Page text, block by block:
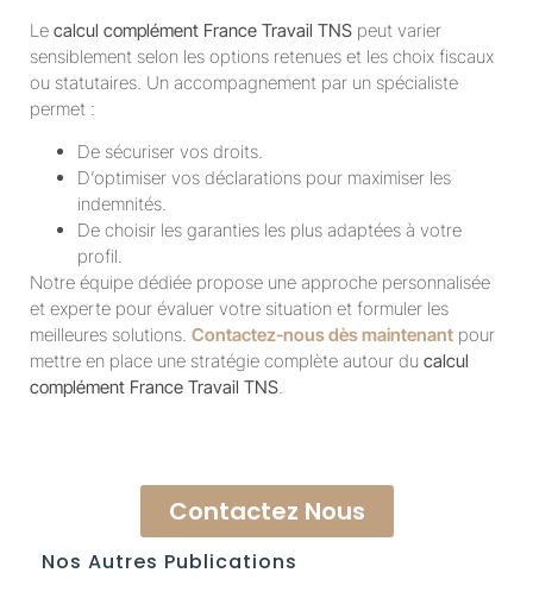
Le calcul complément France Travail TNS peut varier
sensiblement selon les options retenues et les choix fiscaux
ou statutaires. Un accompagnement par un spécialiste
permet :
De sécuriser vos droits.
D’optimiser vos déclarations pour maximiser les
indemnités.
De choisir les garanties les plus adaptées à votre
profil.
Notre équipe dédiée propose une approche personnalisée
et experte pour évaluer votre situation et formuler les
meilleures solutions. Contactez-nous dès maintenant pour
mettre en place une stratégie complète autour du calcul
complément France Travail TNS.
Contactez Nous
Nos Autres Publications